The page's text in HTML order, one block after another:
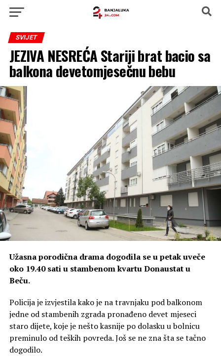
SVIJET
JEZIVA NESREĆA Stariji brat bacio sa
balkona devetomjesečnu bebu
Užasna porodična drama dogodila se u petak uveče
oko 19.40 sati u stambenom kvartu Donaustat u
Beču.
Policija je izvjestila kako je na travnjaku pod balkonom
jedne od stambenih zgrada pronađeno devet mjeseci
staro dijete, koje je nešto kasnije po dolasku u bolnicu
preminulo od teških povreda. Još se ne zna šta se tačno
dogodilo.